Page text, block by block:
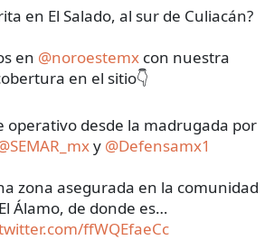
en El Salado, al sur de Culiacán?
en @noroestemx con nuestra
en el sitio👇
operativo desde la madrugada por
y @Defensamx1
zona asegurada en la comunidad
Álamo, de donde es…
ffWQEfaeCc